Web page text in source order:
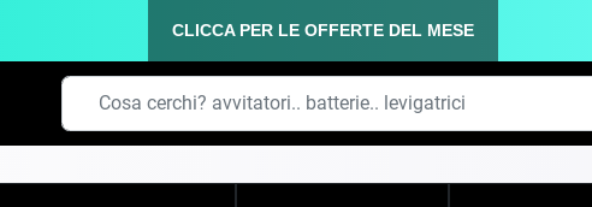
CLICCA PER LE OFFERTE DEL MESE